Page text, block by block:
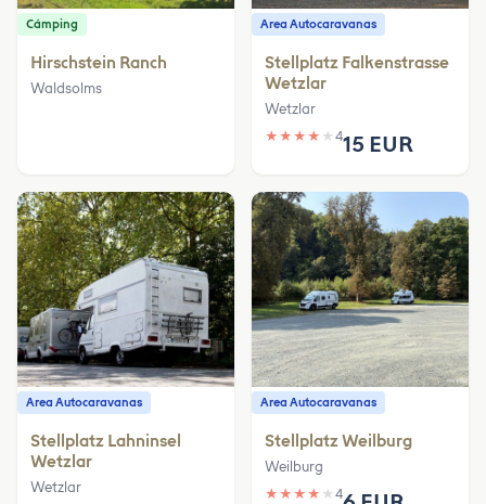
Cámping
Hirschstein Ranch
Waldsolms
Area Autocaravanas
Stellplatz Falkenstrasse
Wetzlar
Wetzlar
★ ★ ★ ★ ★ 415 EUR
Area Autocaravanas
Stellplatz Lahninsel
Wetzlar
Wetzlar
Area Autocaravanas
Stellplatz Weilburg
Weilburg
★ ★ ★ ★ ★ 4